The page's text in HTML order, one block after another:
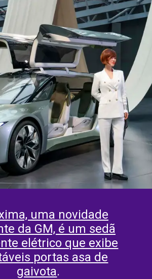
uma novidade
da GM, é um sedã
elétrico que exibe
portas asa de
gaivota.